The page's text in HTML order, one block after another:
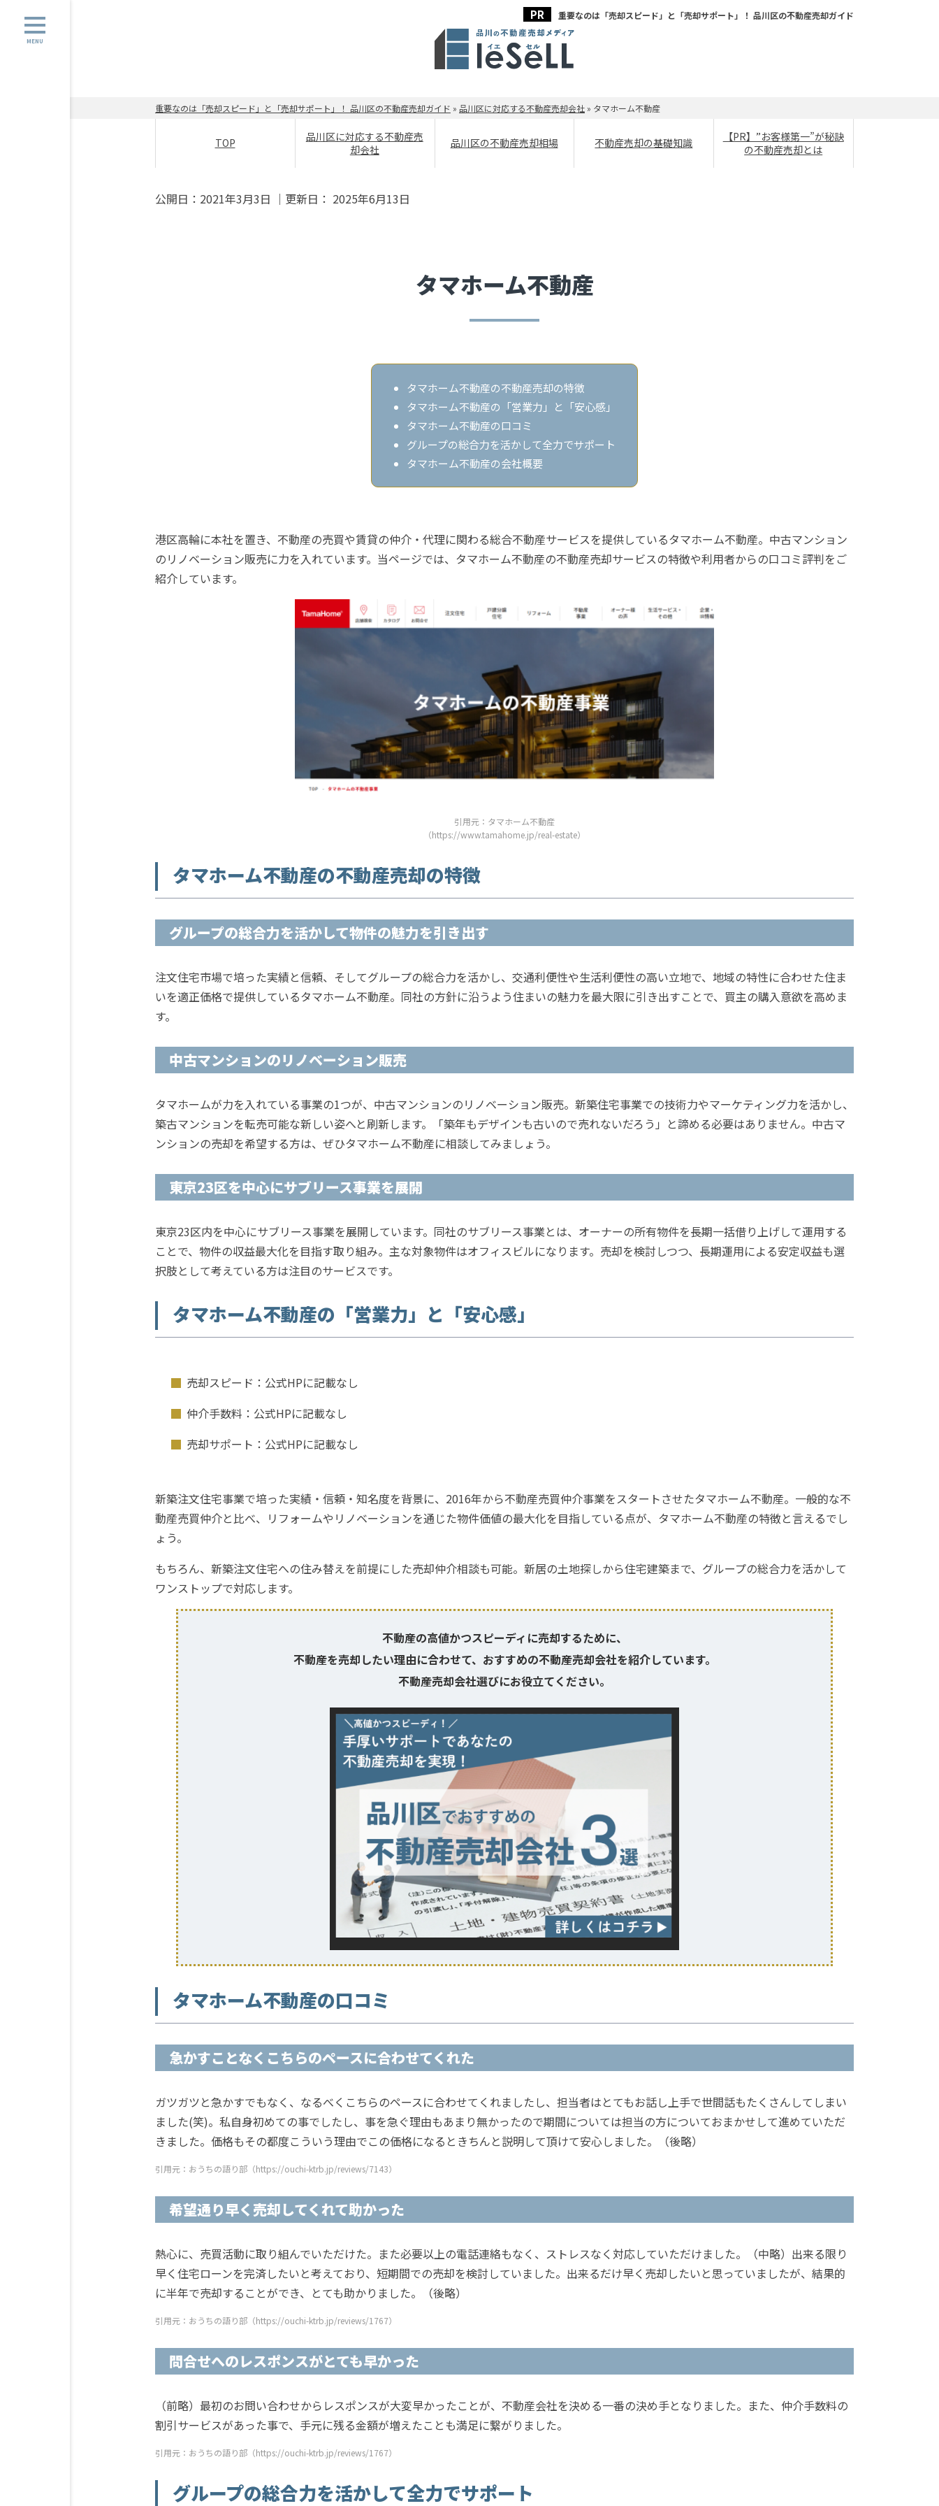
重要なのは「売却スピード」と「売却サポート」！ 品川区の不動産売却ガイド
MENU
重要なのは「売却スピード」と「売却サポート」！ 品川区の不動産売却ガイド » 品川区に対応する不動産売却会社 » タマホーム不動産
TOP
品川区に対応する不動産売
却会社
品川区の不動産売却相場 不動産売却の基礎知識
【PR】”お客様第一”が秘訣
の不動産売却とは
公開日： 2021年3月3日 ｜更新日： 2025年6月13日
タマホーム不動産
タマホーム不動産の不動産売却の特徴
タマホーム不動産の「営業力」と「安心感」
タマホーム不動産の口コミ
グループの総合力を活かして全力でサポート
タマホーム不動産の会社概要
港区高輪に本社を置き、不動産の売買や賃貸の仲介・代理に関わる総合不動産サービスを提供しているタマホーム不動産。中古マンション
のリノベーション販売に力を入れています。当ページでは、タマホーム不動産の不動産売却サービスの特徴や利用者からの口コミ評判をご
紹介しています。
引用元：タマホーム不動産
（https://www.tamahome.jp/real-estate）
タマホーム不動産の不動産売却の特徴
グループの総合力を活かして物件の魅力を引き出す
注文住宅市場で培った実績と信頼、そしてグループの総合力を活かし、交通利便性や生活利便性の高い立地で、地域の特性に合わせた住ま
いを適正価格で提供しているタマホーム不動産。同社の方針に沿うよう住まいの魅力を最大限に引き出すことで、買主の購入意欲を高めま
す。
中古マンションのリノベーション販売
タマホームが力を入れている事業の1つが、中古マンションのリノベーション販売。新築住宅事業での技術力やマーケティング力を活かし、
築古マンションを転売可能な新しい姿へと刷新します。「築年もデザインも古いので売れないだろう」と諦める必要はありません。中古マ
ンションの売却を希望する方は、ぜひタマホーム不動産に相談してみましょう。
東京23区を中心にサブリース事業を展開
東京23区内を中心にサブリース事業を展開しています。同社のサブリース事業とは、オーナーの所有物件を長期一括借り上げして運用する
ことで、物件の収益最大化を目指す取り組み。主な対象物件はオフィスビルになります。売却を検討しつつ、長期運用による安定収益も選
択肢として考えている方は注目のサービスです。
タマホーム不動産の「営業力」と「安心感」
売却スピード：公式HPに記載なし
仲介手数料：公式HPに記載なし
売却サポート：公式HPに記載なし
新築注文住宅事業で培った実績・信頼・知名度を背景に、2016年から不動産売買仲介事業をスタートさせたタマホーム不動産。一般的な不
動産売買仲介と比べ、リフォームやリノベーションを通じた物件価値の最大化を目指している点が、タマホーム不動産の特徴と言えるでし
ょう。
もちろん、新築注文住宅への住み替えを前提にした売却仲介相談も可能。新居の土地探しから住宅建築まで、グループの総合力を活かして
ワンストップで対応します。
不動産の高値かつスピーディに売却するために、
不動産を売却したい理由に合わせて、おすすめの不動産売却会社を紹介しています。
不動産売却会社選びにお役立てください。
タマホーム不動産の口コミ
急かすことなくこちらのペースに合わせてくれた
ガツガツと急かすでもなく、なるべくこちらのペースに合わせてくれましたし、担当者はとてもお話し上手で世間話もたくさんしてしまい
ました(笑)。私自身初めての事でしたし、事を急ぐ理由もあまり無かったので期間については担当の方についておまかせして進めていただ
きました。価格もその都度こういう理由でこの価格になるときちんと説明して頂けて安心しました。（後略）
引用元：おうちの語り部（https://ouchi-ktrb.jp/reviews/7143）
希望通り早く売却してくれて助かった
熱心に、売買活動に取り組んでいただけた。また必要以上の電話連絡もなく、ストレスなく対応していただけました。（中略）出来る限り
早く住宅ローンを完済したいと考えており、短期間での売却を検討していました。出来るだけ早く売却したいと思っていましたが、結果的
に半年で売却することができ、とても助かりました。（後略）
引用元：おうちの語り部（https://ouchi-ktrb.jp/reviews/1767）
問合せへのレスポンスがとても早かった
（前略）最初のお問い合わせからレスポンスが大変早かったことが、不動産会社を決める一番の決め手となりました。また、仲介手数料の
割引サービスがあった事で、手元に残る金額が増えたことも満足に繋がりました。
引用元：おうちの語り部（https://ouchi-ktrb.jp/reviews/1767）
グループの総合力を活かして全力でサポート